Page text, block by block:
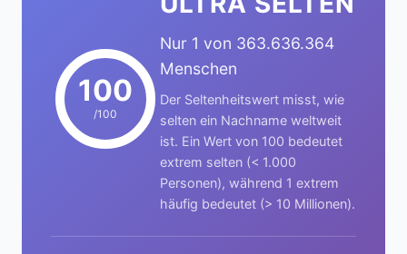
100
/100
Nur 1 von 363.636.364
Menschen
Der Seltenheitswert misst, wie
selten ein Nachname weltweit
ist. Ein Wert von 100 bedeutet
extrem selten (< 1.000
Personen), während 1 extrem
häufig bedeutet (> 10 Millionen).